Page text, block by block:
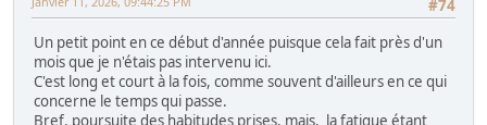
#74
Un petit point en ce début d'année puisque cela fait près d'un
mois que je n'étais pas intervenu ici.
C'est long et court à la fois, comme souvent d'ailleurs en ce qui
concerne le temps qui passe.
Bref, poursuite des habitudes prises, mais, la fatigue étant